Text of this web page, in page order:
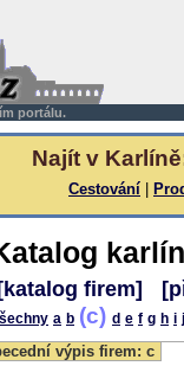
portálu.
Najít v
Cestování
[katalog firem]
a b (c) d e f g h i j
výpis firem: c